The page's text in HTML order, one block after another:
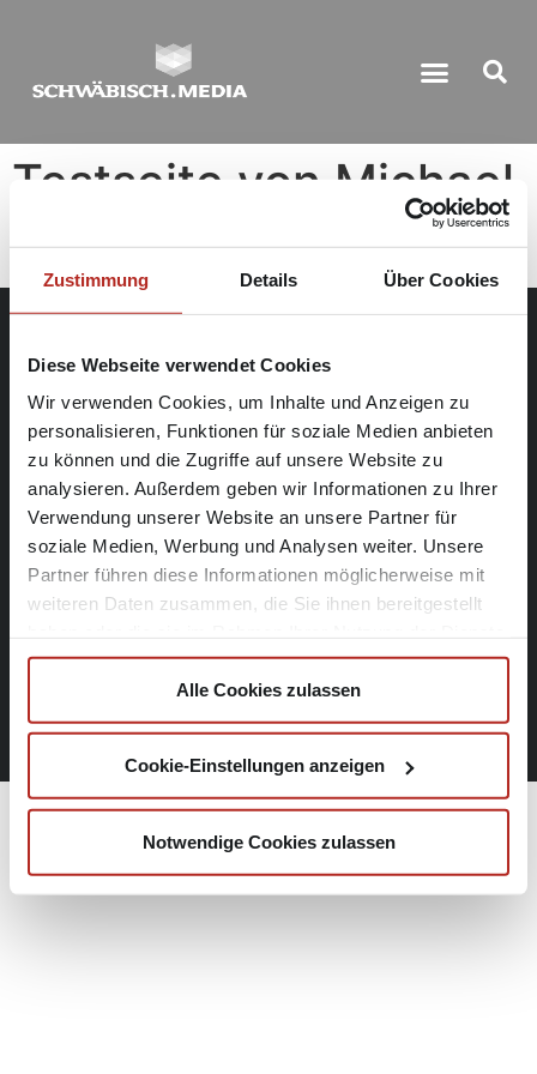
Zustimmung Details Über Cookies
Diese Webseite verwendet Cookies
Wir verwenden Cookies, um Inhalte und Anzeigen zu
personalisieren, Funktionen für soziale Medien anbieten
zu können und die Zugriffe auf unsere Website zu
analysieren. Außerdem geben wir Informationen zu Ihrer
Verwendung unserer Website an unsere Partner für
soziale Medien, Werbung und Analysen weiter. Unsere
Partner führen diese Informationen möglicherweise mit
weiteren Daten zusammen, die Sie ihnen bereitgestellt
gesammelt haben.
Alle Cookies zulassen
Cookie-Einstellungen anzeigen
Notwendige Cookies zulassen
Testseite von Michael
Webers
Kontakt Karriere Datenschutz
Impressum
Schwäbischer Verlag GmbH & Co. KG Drexler, Gessler